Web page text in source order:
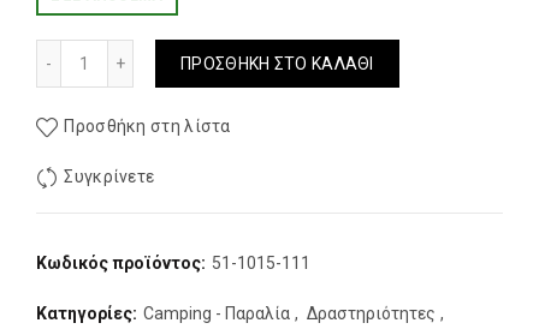
Σκηνη 5 Ατομων Hupa Palace 5P ποσότητα
ΠΡΟΣΘΉΚΗ ΣΤΟ ΚΑΛΆΘΙ
Προσθήκη στη λίστα
Συγκρίνετε
Κωδικός προϊόντος: 51-1015-111
Κατηγορίες: Camping - Παραλία , Δραστηριότητες ,